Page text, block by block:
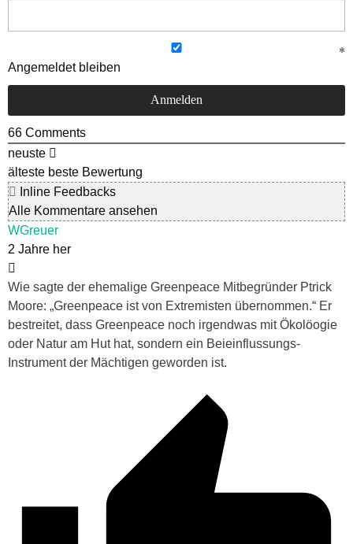
Angemeldet bleiben
66 Comments
neuste
älteste beste Bewertung
Inline Feedbacks
Alle Kommentare ansehen
WGreuer
2 Jahre her
Wie sagte der ehemalige Greenpeace Mitbegründer Ptrick
Moore: „Greenpeace ist von Extremisten übernommen.“ Er
bestreitet, dass Greenpeace noch irgendwas mit Ökolöogie
oder Natur am Hut hat, sondern ein Beieinflussungs-
Instrument der Mächtigen geworden ist.